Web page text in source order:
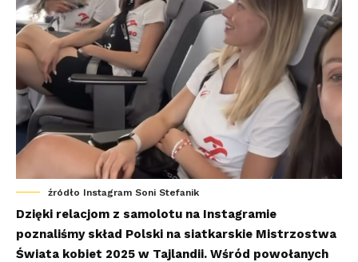
źródło Instagram Soni Stefanik
Dzięki relacjom z samolotu na Instagramie
poznaliśmy skład Polski na siatkarskie Mistrzostwa
Świata kobiet 2025 w Tajlandii. Wśród powołanych